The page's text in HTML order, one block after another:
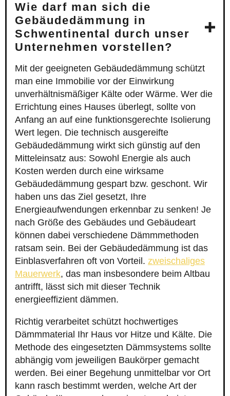
Wie darf man sich die
Gebäudedämmung in
Schwentinental durch unser
Unternehmen vorstellen?
Mit der geeigneten Gebäudedämmung schützt
man eine Immobilie vor der Einwirkung
unverhältnismäßiger Kälte oder Wärme. Wer die
Errichtung eines Hauses überlegt, sollte von
Anfang an auf eine funktionsgerechte Isolierung
Wert legen. Die technisch ausgereifte
Gebäudedämmung wirkt sich günstig auf den
Mitteleinsatz aus: Sowohl Energie als auch
Kosten werden durch eine wirksame
Gebäudedämmung gespart bzw. geschont. Wir
haben uns das Ziel gesetzt, Ihre
Energieaufwendungen erkennbar zu senken! Je
nach Größe des Gebäudes und Gebäudeart
können dabei verschiedene Dämmmethoden
ratsam sein. Bei der Gebäudedämmung ist das
Einblasverfahren oft von Vorteil. zweischaliges
Mauerwerk, das man insbesondere beim Altbau
antrifft, lässt sich mit dieser Technik
energieeffizient dämmen.
Richtig verarbeitet schützt hochwertiges
Dämmmaterial Ihr Haus vor Hitze und Kälte. Die
Methode des eingesetzten Dämmsystems sollte
abhängig vom jeweiligen Baukörper gemacht
werden. Bei einer Begehung unmittelbar vor Ort
kann rasch bestimmt werden, welche Art der